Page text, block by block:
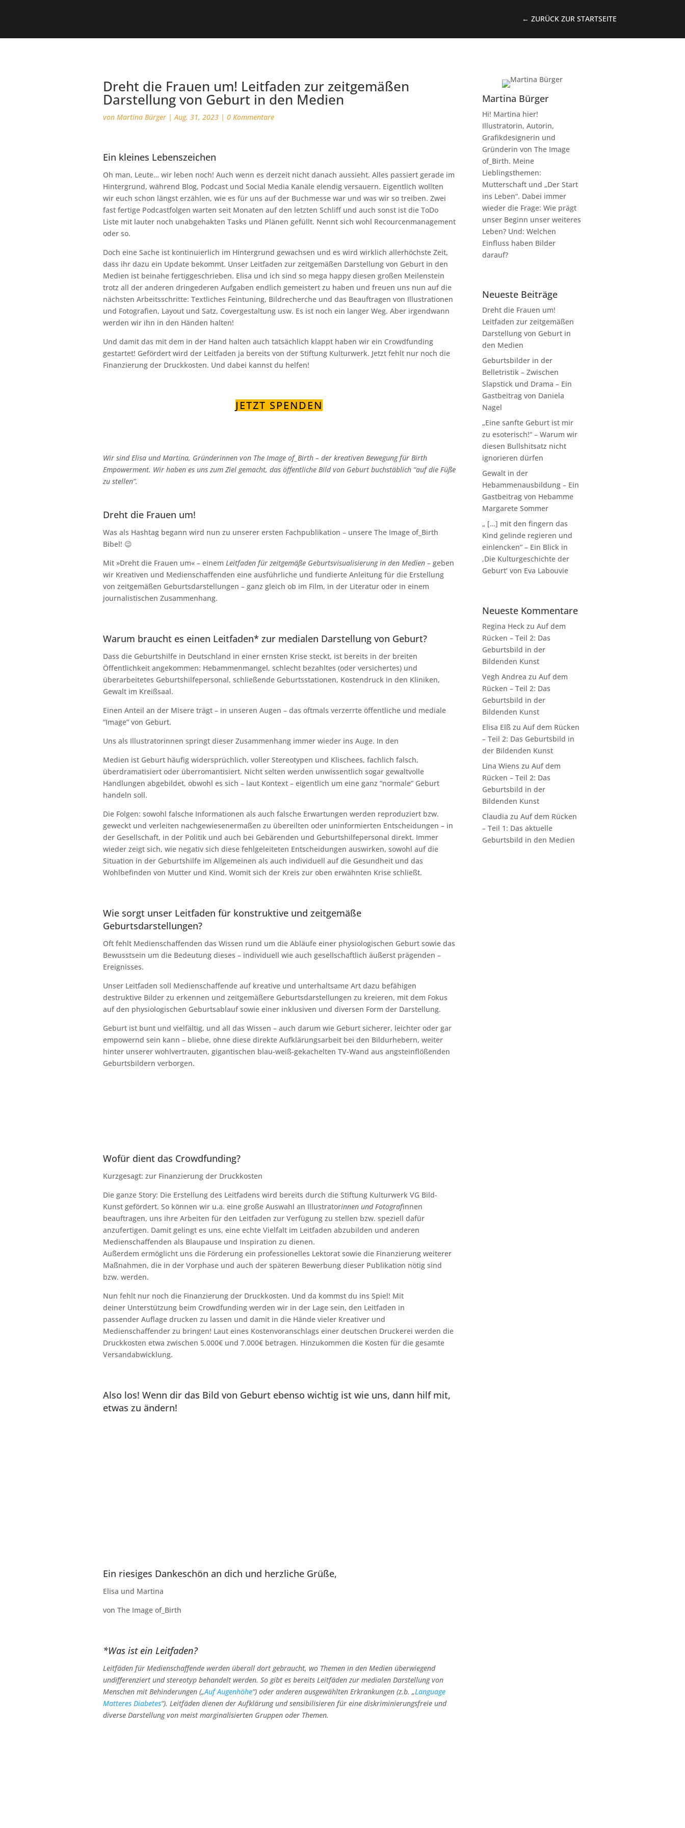
← ZURÜCK ZUR STARTSEITE
Dreht die Frauen um! Leitfaden zur zeitgemäßen
Darstellung von Geburt in den Medien
von Martina Bürger|Aug. 31, 2023| 0 Kommentare
Ein kleines Lebenszeichen
Oh man, Leute… wir leben noch! Auch wenn es derzeit nicht danach aussieht. Alles passiert gerade im
Hintergrund, während Blog, Podcast und Social Media Kanäle elendig versauern. Eigentlich wollten
wir euch schon längst erzählen, wie es für uns auf der Buchmesse war und was wir so treiben. Zwei
fast fertige Podcastfolgen warten seit Monaten auf den letzten Schliff und auch sonst ist die ToDo
Liste mit lauter noch unabgehakten Tasks und Plänen gefüllt. Nennt sich wohl Recourcenmanagement
oder so.
Doch eine Sache ist kontinuierlich im Hintergrund gewachsen und es wird wirklich allerhöchste Zeit,
dass ihr dazu ein Update bekommt. Unser Leitfaden zur zeitgemäßen Darstellung von Geburt in den
Medien ist beinahe fertiggeschrieben. Elisa und ich sind so mega happy diesen großen Meilenstein
trotz all der anderen dringederen Aufgaben endlich gemeistert zu haben und freuen uns nun auf die
nächsten Arbeitsschritte: Textliches Feintuning, Bildrecherche und das Beauftragen von Illustrationen
und Fotografien, Layout und Satz, Covergestaltung usw. Es ist noch ein langer Weg. Aber irgendwann
werden wir ihn in den Händen halten!
Und damit das mit dem in der Hand halten auch tatsächlich klappt haben wir ein Crowdfunding
gestartet! Gefördert wird der Leitfaden ja bereits von der Stiftung Kulturwerk. Jetzt fehlt nur noch die
Finanzierung der Druckkosten. Und dabei kannst du helfen!
JETZT SPENDEN
Wir sind Elisa und Martina, Gründerinnen von The Image of_Birth – der kreativen Bewegung für Birth
Empowerment. Wir haben es uns zum Ziel gemacht, das öffentliche Bild von Geburt buchstäblich “auf die Füße
zu stellen”.
Dreht die Frauen um!
Was als Hashtag begann wird nun zu unserer ersten Fachpublikation – unsere The Image of_Birth
Bibel! 😉
Mit »Dreht die Frauen um« – einem Leitfaden für zeitgemäße Geburtsvisualisierung in den Medien– geben
wir Kreativen und Medienschaffenden eine ausführliche und fundierte Anleitung für die Erstellung
von zeitgemäßen Geburtsdarstellungen – ganz gleich ob im Film, in der Literatur oder in einem
journalistischen Zusammenhang.
Warum braucht es einen Leitfaden* zur medialen Darstellung von Geburt?
Dass die Geburtshilfe in Deutschland in einer ernsten Krise steckt, ist bereits in der breiten
Öffentlichkeit angekommen: Hebammenmangel, schlecht bezahltes (oder versichertes) und
überarbeitetes Geburtshilfepersonal, schließende Geburtsstationen, Kostendruck in den Kliniken,
Gewalt im Kreißsaal.
Einen Anteil an der Misere trägt – in unseren Augen – das oftmals verzerrte öffentliche und mediale
“Image” von Geburt.
Uns als Illustratorinnen springt dieser Zusammenhang immer wieder ins Auge. In den
Medien ist Geburt häufig widersprüchlich, voller Stereotypen und Klischees, fachlich falsch,
überdramatisiert oder überromantisiert. Nicht selten werden unwissentlich sogar gewaltvolle
Handlungen abgebildet, obwohl es sich – laut Kontext – eigentlich um eine ganz “normale” Geburt
handeln soll.
Die Folgen: sowohl falsche Informationen als auch falsche Erwartungen werden reproduziert bzw.
geweckt und verleiten nachgewiesenermaßen zu übereilten oder uninformierten Entscheidungen – in
der Gesellschaft, in der Politik und auch bei Gebärenden und Geburtshilfepersonal direkt. Immer
wieder zeigt sich, wie negativ sich diese fehlgeleiteten Entscheidungen auswirken, sowohl auf die
Situation in der Geburtshilfe im Allgemeinen als auch individuell auf die Gesundheit und das
Wohlbefinden von Mutter und Kind. Womit sich der Kreis zur oben erwähnten Krise schließt.
Wie sorgt unser Leitfaden für konstruktive und zeitgemäße
Geburtsdarstellungen?
Oft fehlt Medienschaffenden das Wissen rund um die Abläufe einer physiologischen Geburt sowie das
Bewusstsein um die Bedeutung dieses – individuell wie auch gesellschaftlich äußerst prägenden –
Ereignisses.
Unser Leitfaden soll Medienschaffende auf kreative und unterhaltsame Art dazu befähigen
destruktive Bilder zu erkennen und zeitgemäßere Geburtsdarstellungen zu kreieren, mit dem Fokus
auf den physiologischen Geburtsablauf sowie einer inklusiven und diversen Form der Darstellung.
Geburt ist bunt und vielfältig, und all das Wissen – auch darum wie Geburt sicherer, leichter oder gar
empowernd sein kann – bliebe, ohne diese direkte Aufklärungsarbeit bei den Bildurhebern, weiter
hinter unserer wohlvertrauten, gigantischen blau-weiß-gekachelten TV-Wand aus angsteinflößenden
Geburtsbildern verborgen.
Wofür dient das Crowdfunding?
Kurzgesagt: zur Finanzierung der Druckkosten
Die ganze Story: Die Erstellung des Leitfadens wird bereits durch die Stiftung Kulturwerk VG Bild-
Kunst gefördert. So können wir u.a. eine große Auswahl an Illustratorinnen und Fotografinnen
beauftragen, uns ihre Arbeiten für den Leitfaden zur Verfügung zu stellen bzw. speziell dafür
anzufertigen. Damit gelingt es uns, eine echte Vielfalt im Leitfaden abzubilden und anderen
Medienschaffenden als Blaupause und Inspiration zu dienen.
Außerdem ermöglicht uns die Förderung ein professionelles Lektorat sowie die Finanzierung weiterer
Maßnahmen, die in der Vorphase und auch der späteren Bewerbung dieser Publikation nötig sind
bzw. werden.
Nun fehlt nur noch die Finanzierung der Druckkosten. Und da kommst du ins Spiel! Mit
deiner Unterstützung beim Crowdfunding werden wir in der Lage sein, den Leitfaden in
passender Auflage drucken zu lassen und damit in die Hände vieler Kreativer und
Medienschaffender zu bringen! Laut eines Kostenvoranschlags einer deutschen Druckerei werden die
Druckkosten etwa zwischen 5.000€ und 7.000€ betragen. Hinzukommen die Kosten für die gesamte
Versandabwicklung.
Also los! Wenn dir das Bild von Geburt ebenso wichtig ist wie uns, dann hilf mit,
etwas zu ändern!
Ein riesiges Dankeschön an dich und herzliche Grüße,
Elisa und Martina
von The Image of_Birth
*Was ist ein Leitfaden?
Leitfäden für Medienschaffende werden überall dort gebraucht, wo Themen in den Medien überwiegend
undifferenziert und stereotyp behandelt werden. So gibt es bereits Leitfäden zur medialen Darstellung von
Menschen mit Behinderungen („Auf Augenhöhe“) oder anderen ausgewählten Erkrankungen (z.b. „Language
Matteres Diabetes“). Leitfäden dienen der Aufklärung und sensibilisieren für eine diskriminierungsfreie und
diverse Darstellung von meist marginalisierten Gruppen oder Themen.
Martina Bürger
Hi! Martina hier!
Illustratorin, Autorin,
Grafikdesignerin und
Gründerin von The Image
of_Birth. Meine
Lieblingsthemen:
Mutterschaft und „Der Start
ins Leben“. Dabei immer
wieder die Frage: Wie prägt
unser Beginn unser weiteres
Leben? Und: Welchen
Einfluss haben Bilder
darauf?
Neueste Beiträge
Dreht die Frauen um!
Leitfaden zur zeitgemäßen
Darstellung von Geburt in
den Medien
Geburtsbilder in der
Belletristik – Zwischen
Slapstick und Drama – Ein
Gastbeitrag von Daniela
Nagel
„Eine sanfte Geburt ist mir
zu esoterisch!“ – Warum wir
diesen Bullshitsatz nicht
ignorieren dürfen
Gewalt in der
Hebammenausbildung – Ein
Gastbeitrag von Hebamme
Margarete Sommer
„ […] mit den fingern das
Kind gelinde regieren und
einlencken“ – Ein Blick in
‚Die Kulturgeschichte der
Geburt‘ von Eva Labouvie
Neueste Kommentare
Regina Heckzu Auf dem
Rücken – Teil 2: Das
Geburtsbild in der
Bildenden Kunst
Vegh Andrea zu Auf dem
Rücken – Teil 2: Das
Geburtsbild in der
Bildenden Kunst
Elisa Elßzu Auf dem Rücken
– Teil 2: Das Geburtsbild in
der Bildenden Kunst
Lina Wiens zu Auf dem
Rücken – Teil 2: Das
Geburtsbild in der
Bildenden Kunst
Claudia zu Auf dem Rücken
– Teil 1: Das aktuelle
Geburtsbild in den Medien